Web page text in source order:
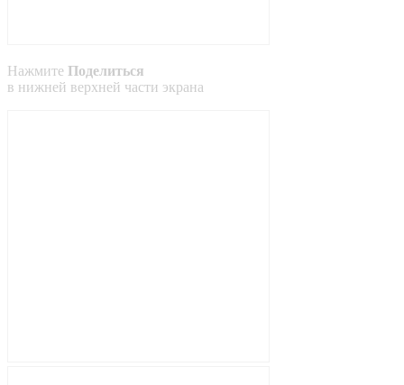
Нажмите Поделиться
в нижней верхней части экрана